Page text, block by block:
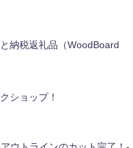
納税返礼品（WoodBoard
ショップ！